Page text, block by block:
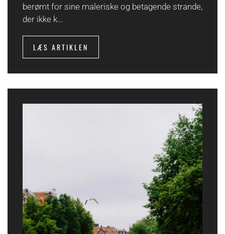
berømt for sine maleriske og betagende strande,
der ikke k…
LÆS ARTIKLEN